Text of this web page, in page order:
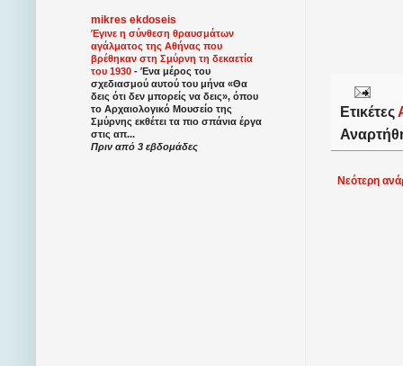
Ετικέτες
Νεότερη
mikres ekdoseis
Έγινε η σύνθεση θραυσμάτων
αγάλματος της Αθήνας που
βρέθηκαν στη Σμύρνη τη δεκαετία
του 1930 - Ένα μέρος του
σχεδιασμού αυτού του μήνα «Θα
δεις ότι δεν μπορείς να δεις», όπου
το Αρχαιολογικό Μουσείο της
Σμύρνης εκθέτει τα πιο σπάνια έργα
στις απ...
Πριν από 3 εβδομάδες